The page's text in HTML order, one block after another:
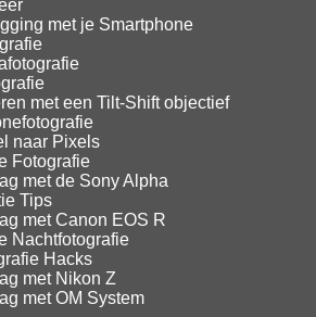
met je Smartphone
met een Tilt-Shift objectief
naar Pixels
Fotografie
met de Sony Alpha
Tips
met Canon EOS R
Nachtfotografie
Hacks
met Nikon Z
met OM System